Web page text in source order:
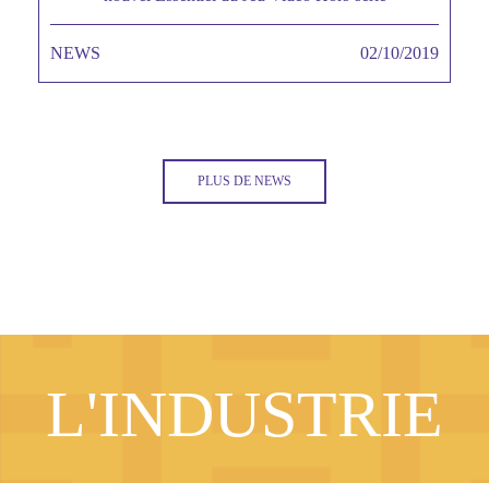
TAGS MINEURES
NEWS Date
02/10/2019
PLUS DE NEWS
L'INDUSTRIE